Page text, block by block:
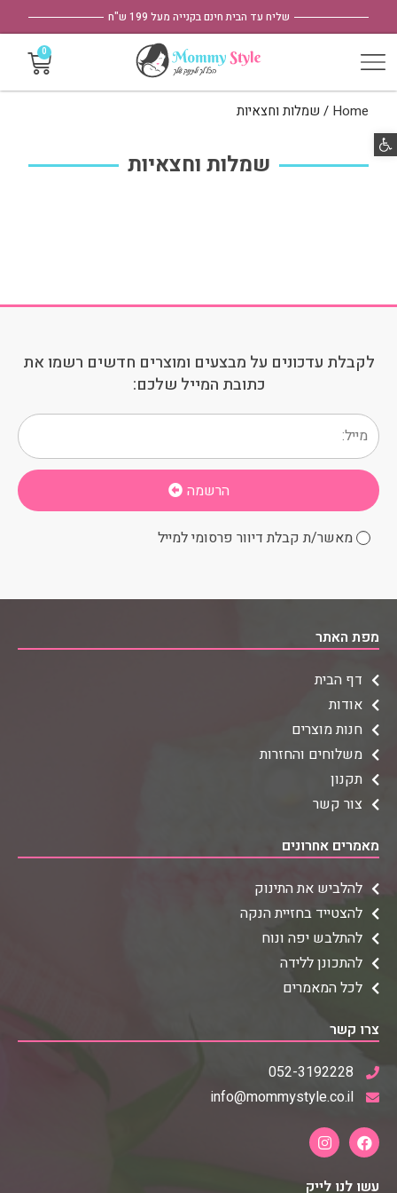
פתח סרגל נגישות
שליח עד הבית חינם בקנייה מעל 199 ש"ח
Home / שמלות וחצאיות
שמלות וחצאיות
לקבלת עדכונים על מבצעים ומוצרים חדשים רשמו את
כתובת המייל שלכם:
מאשר/ת קבלת דיוור פרסומי למייל
הרשמה
מפת האתר
דף הבית
אודות
חנות מוצרים
משלוחים והחזרות
תקנון
צור קשר
מאמרים אחרונים
להלביש את התינוק
להצטייד בחזיית הנקה
להתלבש יפה ונוח
להתכונן ללידה
לכל המאמרים
צרו קשר
052-3192228
info@mommystyle.co.il
עשו לנו לייק